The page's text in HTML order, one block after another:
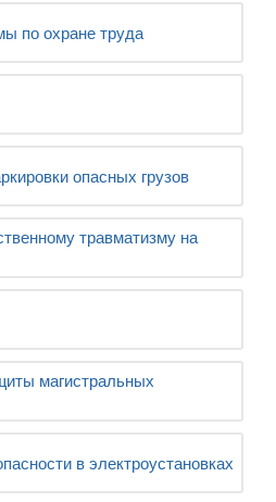
по охране труда
опасных грузов
травматизму на
магистральных
в электроустановках